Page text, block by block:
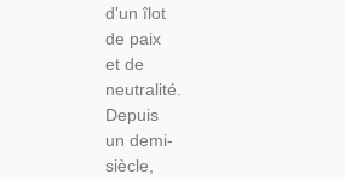
d'un îlot
de paix
et de
neutralité.
Depuis
un demi-
siècle,